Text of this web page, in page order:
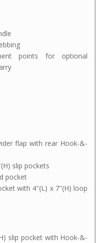
points for optional
flap with rear Hook-&-
slip pockets
pocket
with 4″(L) x 7″(H) loop
slip pocket with Hook-&-